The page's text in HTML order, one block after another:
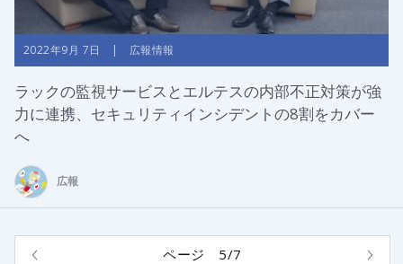
2022年9月 7日 | 広報情報
ラックの監視サービスとエルテスの内部不正対策が強
力に連携、セキュリティインシデントの8割をカバー
へ
広報
ページ 5/7